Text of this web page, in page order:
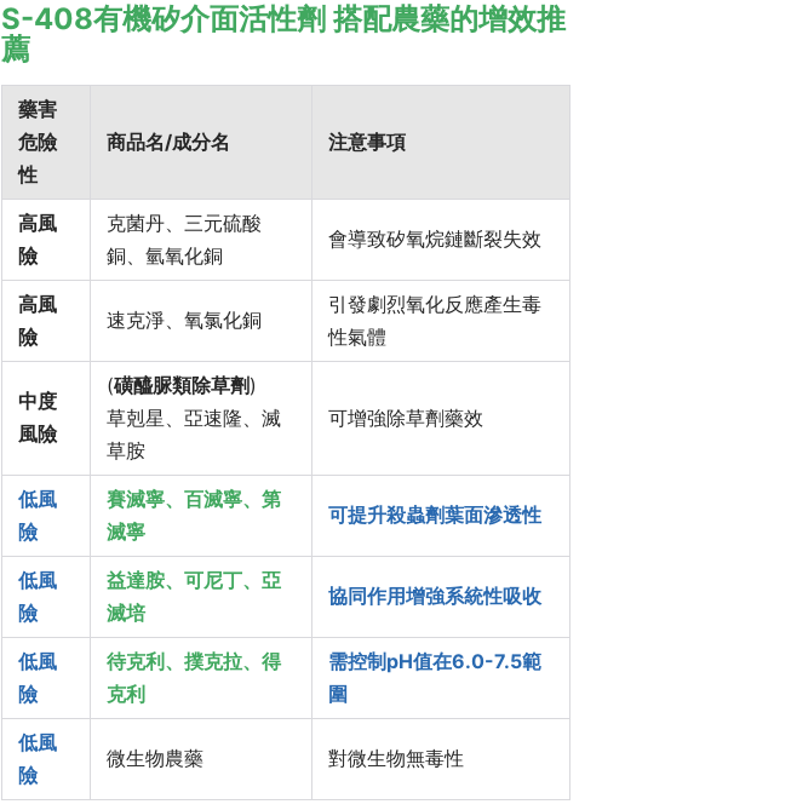
S-408有機矽介面活性劑 搭配農藥的增效推
薦
藥害
危險
性
商品名/成分名 注意事項
高風
險
克菌丹、三元硫酸
銅、氫氧化銅
會導致矽氧烷鏈斷裂失效
高風
險
速克淨、氧氯化銅
引發劇烈氧化反應產生毒
性氣體
中度
風險
(磺醯脲類除草劑)
草剋星、亞速隆、滅
草胺
可增強除草劑藥效
低風
險
賽滅寧、百滅寧、第
滅寧
可提升殺蟲劑葉面滲透性
低風
險
益達胺、可尼丁、亞
滅培
協同作用增強系統性吸收
低風
險
待克利、撲克拉、得
克利
需控制pH值在6.0-7.5範
圍
低風
險
微生物農藥 對微生物無毒性